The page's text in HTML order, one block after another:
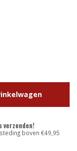
verzenden!
boven €49,95